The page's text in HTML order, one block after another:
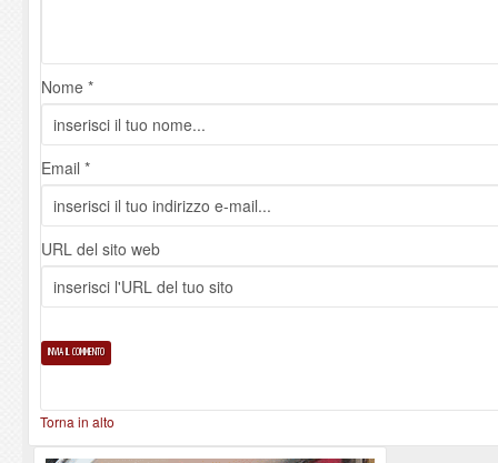
Nome *
Email *
URL del sito web
Torna in alto